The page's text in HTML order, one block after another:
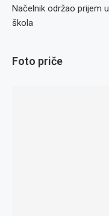
Načelnik održao prijem
škola
Foto priče